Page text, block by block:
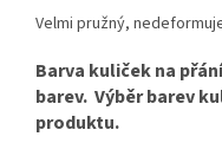
Velmi pružný,
Barva kuliček na
barev. Výběr barev
produktu.